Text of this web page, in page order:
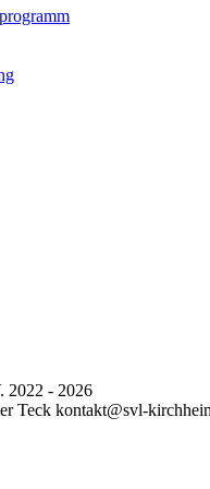
2022 - 2026
Teck kontakt@svl-